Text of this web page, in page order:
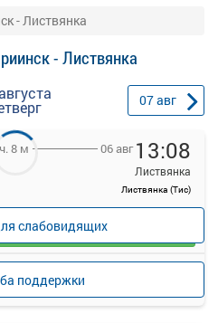
- Листвянка
- Листвянка
07авг
8 м 06 авг 13:08
Листвянка
Листвянка (Тис)
Загрузить цену
слабовидящих
поддержки